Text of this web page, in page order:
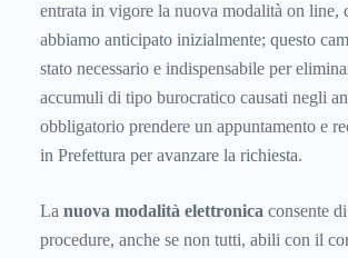
entrata in vigore la nuova modalità on line,
abbiamo anticipato inizialmente; questo
stato necessario e indispensabile per
accumuli di tipo burocratico causati negli
obbligatorio prendere un appuntamento e
in Prefettura per avanzare la richiesta.
La nuova modalità elettronica consente
procedure, anche se non tutti, abili con il